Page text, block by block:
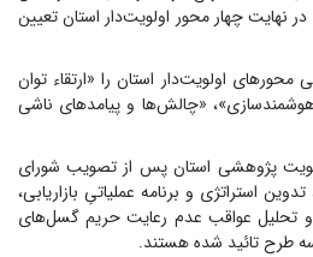
بود؛ در نهایت چهار محور اولویت‌دار استان تعیین
اولویت‌دار استان را «ارتقاء توان
هوشمندسازی»، «چالش‌ها و پیامدهای ناشی
پژوهشی استان پس از تصویب شورای
استراتژی و برنامه عملیاتیِ بازاریابی،
و تحلیل عواقب عدم رعایت حریم گسل‌های
طرح تائید شده هستند.